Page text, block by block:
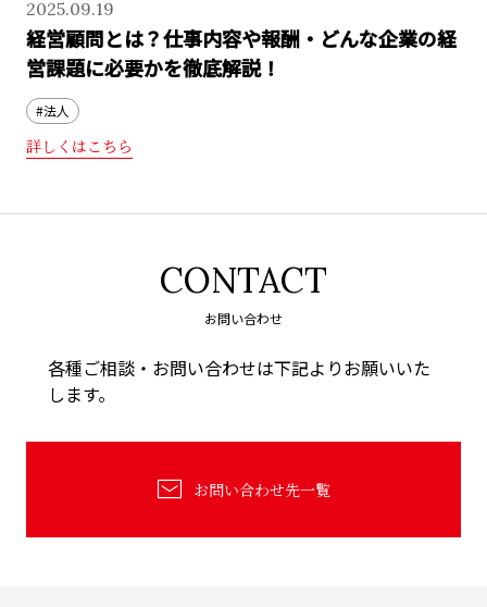
2025.09.19
経営顧問とは？仕事内容や報酬・どんな企業の経
営課題に必要かを徹底解説！
#法人
詳しくはこちら
CONTACT
お問い合わせ
各種ご相談・お問い合わせは下記よりお願いいた
します。
お問い合わせ先一覧